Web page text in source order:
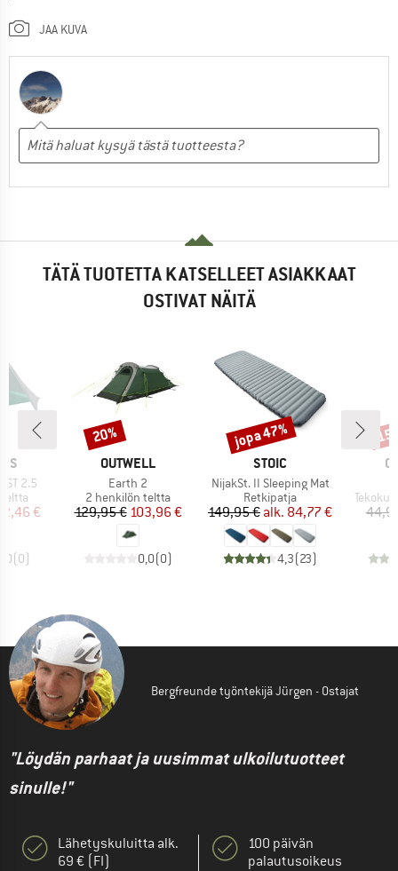
JAA KUVA
TÄTÄ TUOTETTA KATSELLEET ASIAKKAAT
OSTIVAT NÄITÄ
2.5
hinta
€
(0)
MERKKI
OUTWELL
Tuote
Earth 2
Tuoteryhmä
2 henkilön teltta
Hinta
129,95 €Alennettu hinta
103,96 €
0,0(0)
Alennus
20%
MERKKI
STOIC
Tuote
NijakSt. II Sleeping Mat
Tuoteryhmä
Retkipatja
Hinta
149,95 € Alennettu hinta
alk. 84,77 €
4,3(23)
Alennus
jopa 47%
Bergfreunde työntekijä Jürgen - Ostajat
"Löydän parhaat ja uusimmat ulkoilutuotteet
sinulle!"
Lähetyskuluitta alk.
69 € (FI)
100 päivän
palautusoikeus